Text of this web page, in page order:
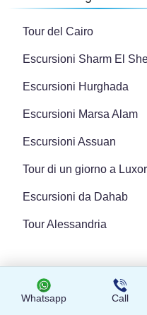
Whatsapp Call
Tour del Cairo
Escursioni Sharm El
Escursioni Hurghada
Escursioni Marsa Alam
Escursioni Assuan
Tour di un giorno a Luxor
Escursioni da Dahab
Tour Alessandria